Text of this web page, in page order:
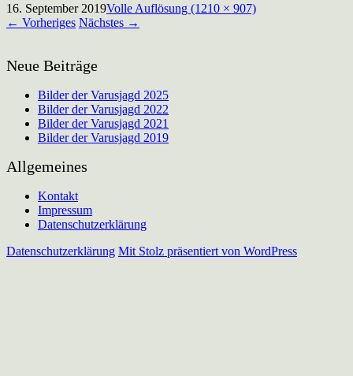
16. September 2019Volle Auflösung (1210 × 907)
← Vorheriges Nächstes →
Neue Beiträge
Bilder der Varusjagd 2025
Bilder der Varusjagd 2022
Bilder der Varusjagd 2021
Bilder der Varusjagd 2019
Allgemeines
Kontakt
Impressum
Datenschutzerklärung
Datenschutzerklärung Mit Stolz präsentiert von WordPress